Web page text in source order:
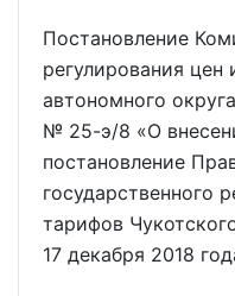
Постановление
регулирования цен
автономного
№ 25-э/8 «О
постановление
государственного
тарифов
17 декабря 2018